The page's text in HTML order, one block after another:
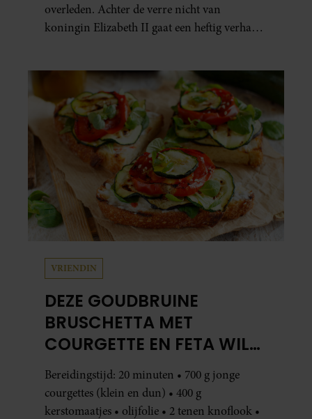
overleden. Achter de verre nicht van
koningin Elizabeth II gaat een heftig verhaal
VRIENDIN
DEZE GOUDBRUINE
BRUSCHETTA MET
COURGETTE EN FETA WIL
JE METEEN MAKEN
Bereidingstijd: 20 minuten • 700 g jonge
courgettes (klein en dun) • 400 g
kerstomaatjes • olijfolie • 2 tenen knoflook •